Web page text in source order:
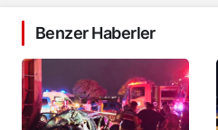
Benzer Haberler